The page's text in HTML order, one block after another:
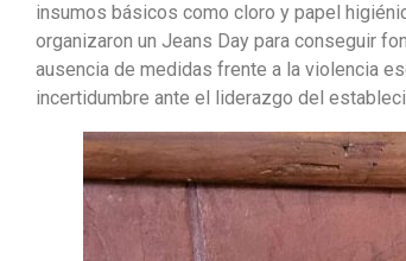
insumos básicos como cloro y papel
organizaron un Jeans Day para conseguir
ausencia de medidas frente a la violencia
incertidumbre ante el liderazgo del